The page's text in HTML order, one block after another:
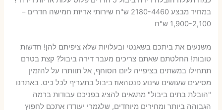
במחיר מבצע 2180-4460 ש"ח שירותי אריזת חמישה חדרים –
1,900-2,100 ש"ח
משנעים את ביתכם בשאנטי ובעלויות שלא ציפיתם להן! חדשות
טובות! החלטתם שאתם צריכים מעבר דירה ביבול? קצת בטרם
תתחילו במשתים בציפייה ליום הסוחף, אל תוותרו על להזמין
מסיעים שעושים שינוע פנטהאוז ביבול בתעריף לכל כיס. באתרנו
"הובלת בתים ביבול" מתגאים להציג בפניכם עבודות ברמה
הגבוהה ביותר ומחירים מיוחדים, שלגמרי יעודדו אתכם לחפוץ